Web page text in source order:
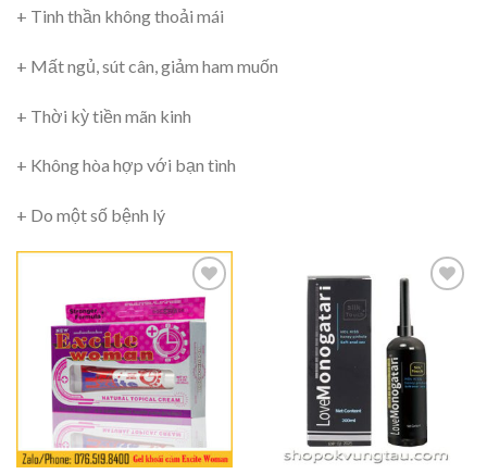
+ Tinh thần không thoải mái
+ Mất ngủ, sút cân, giảm ham muốn
+ Thời kỳ tiền mãn kinh
+ Không hòa hợp với bạn tình
+ Do một số bệnh lý
Thêm
vào
Ưa
Thích